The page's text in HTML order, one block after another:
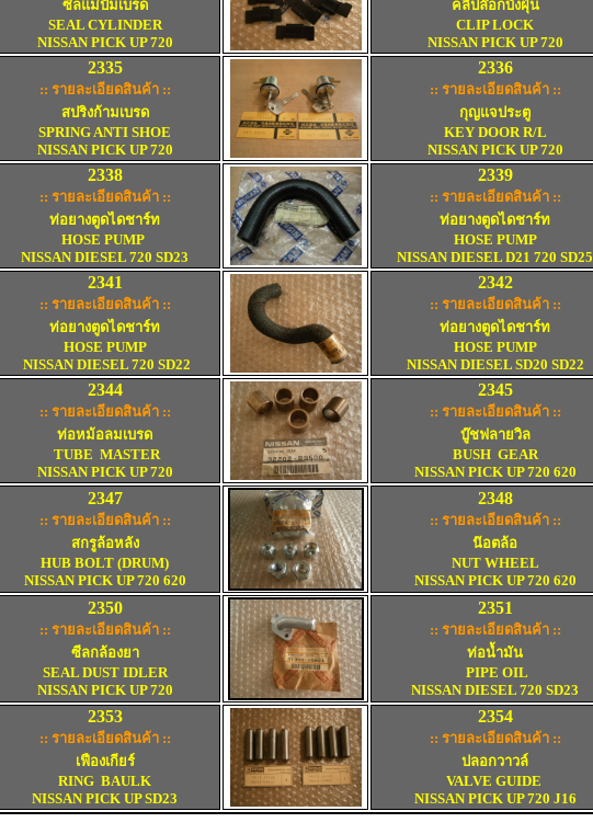
ซีลแม่ปั้มเบรด
SEAL CYLINDER
NISSAN PICK UP 720
คลิ๊ปล๊อกบังฝุ่น
CLIP LOCK
NISSAN PICK UP 720
2335
:: รายละเอียดสินค้า ::
สปริงก้ามเบรด
SPRING ANTI SHOE
NISSAN PICK UP 720
2336
:: รายละเอียดสินค้า ::
กุญแจประตู
KEY DOOR R/L
NISSAN PICK UP 720
2338
:: รายละเอียดสินค้า ::
ท่อยางตูดไดชาร์ท
HOSE PUMP
NISSAN DIESEL 720 SD23
2339
:: รายละเอียดสินค้า ::
ท่อยางตูดไดชาร์ท
HOSE PUMP
NISSAN DIESEL D21 720 SD25
2341
:: รายละเอียดสินค้า ::
ท่อยางตูดไดชาร์ท
HOSE PUMP
NISSAN DIESEL 720 SD22
2342
:: รายละเอียดสินค้า ::
ท่อยางตูดไดชาร์ท
HOSE PUMP
NISSAN DIESEL SD20 SD22
2344
:: รายละเอียดสินค้า ::
ท่อหม้อลมเบรด
TUBE MASTER
NISSAN PICK UP 720
2345
:: รายละเอียดสินค้า ::
บู๊ชฟลายวิล
BUSH GEAR
NISSAN PICK UP 720 620
2347
:: รายละเอียดสินค้า ::
สกรูล้อหลัง
HUB BOLT (DRUM)
NISSAN PICK UP 720 620
2348
:: รายละเอียดสินค้า ::
น๊อตล้อ
NUT WHEEL
NISSAN PICK UP 720 620
2350
:: รายละเอียดสินค้า ::
ซีลกล้องยา
SEAL DUST IDLER
NISSAN PICK UP 720
2351
:: รายละเอียดสินค้า ::
ท่อน้ำมัน
PIPE OIL
NISSAN DIESEL 720 SD23
2353
:: รายละเอียดสินค้า ::
เฟืองเกียร์
RING BAULK
NISSAN PICK UP SD23
2354
:: รายละเอียดสินค้า ::
ปลอกวาวล์
VALVE GUIDE
NISSAN PICK UP720 J16